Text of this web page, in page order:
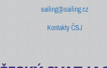
sailing@sailing.cz
Kontakty ČSJ